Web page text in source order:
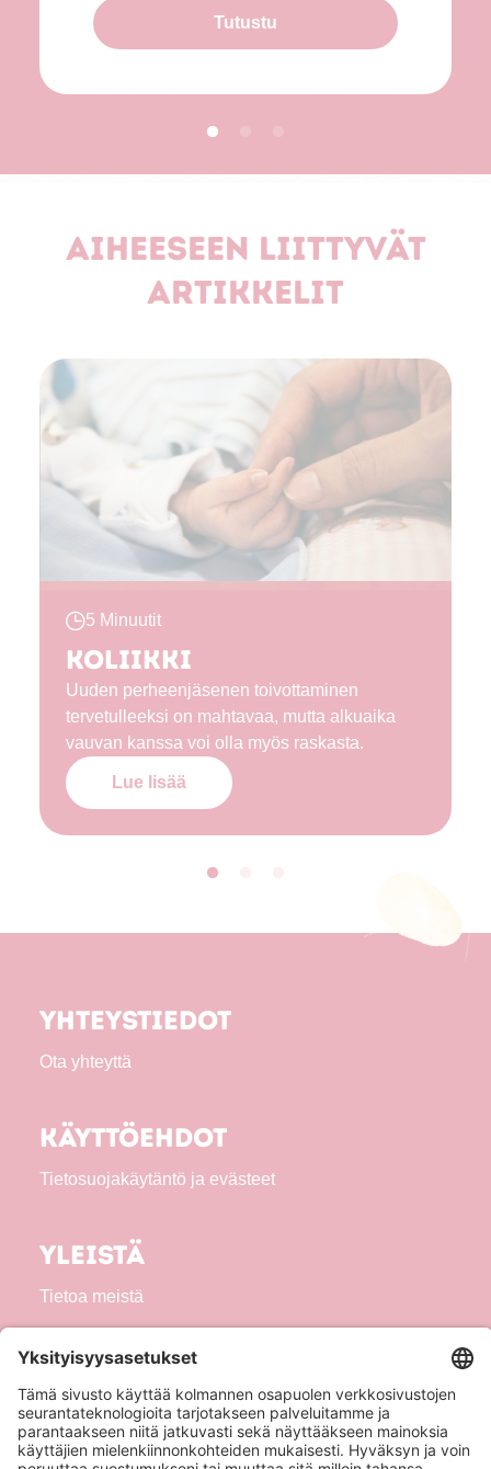
Tutustu
Aiheeseen liittyvät
artikkelit
5 Minuutit
Koliikki
Uuden perheenjäsenen toivottaminen
tervetulleeksi on mahtavaa, mutta alkuaika
vauvan kanssa voi olla myös raskasta.
Lue lisää
Yhteystiedot
Ota yhteyttä
Käyttöehdot
Tietosuojakäytäntö ja evästeet
Yleistä
Tietoa meistä
Seuraa meitä!